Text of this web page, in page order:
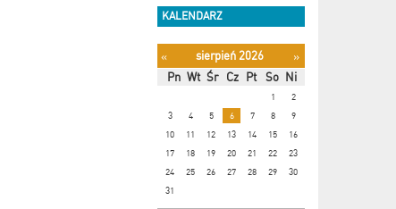
KALENDARZ
« sierpień 2026
»
Pn Wt Śr Cz Pt So Ni
1
2
3
4 5 6 7 8
9
10
11 12 13 14 15
16
17
18 19 20 21 22
23
24
25 26 27 28 29
30
31